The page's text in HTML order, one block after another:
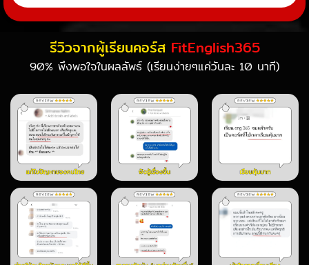
รีวิวจากผู้เรียนคอร์ส FitEnglish365
90% พึงพอใจในผลลัพธ์ (เรียนง่ายๆแค่วันละ 10 นาที)